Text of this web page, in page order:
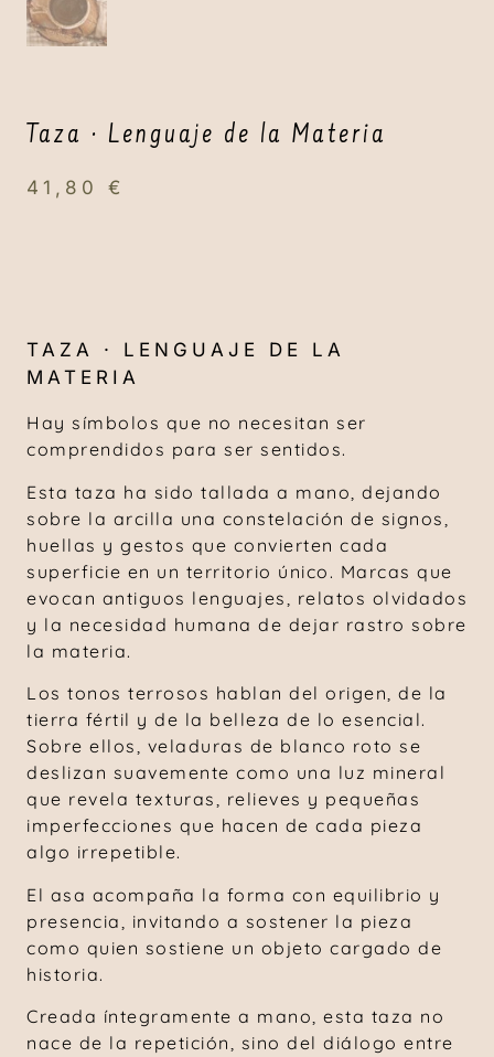
Taza · Lenguaje de la Materia
41,80 €
TAZA · LENGUAJE DE LA
MATERIA
Hay símbolos que no necesitan ser
comprendidos para ser sentidos.
Esta taza ha sido tallada a mano, dejando
sobre la arcilla una constelación de signos,
huellas y gestos que convierten cada
superficie en un territorio único. Marcas que
evocan antiguos lenguajes, relatos olvidados
y la necesidad humana de dejar rastro sobre
la materia.
Los tonos terrosos hablan del origen, de la
tierra fértil y de la belleza de lo esencial.
Sobre ellos, veladuras de blanco roto se
deslizan suavemente como una luz mineral
que revela texturas, relieves y pequeñas
imperfecciones que hacen de cada pieza
algo irrepetible.
El asa acompaña la forma con equilibrio y
presencia, invitando a sostener la pieza
como quien sostiene un objeto cargado de
historia.
Creada íntegramente a mano, esta taza no
nace de la repetición, sino del diálogo entre